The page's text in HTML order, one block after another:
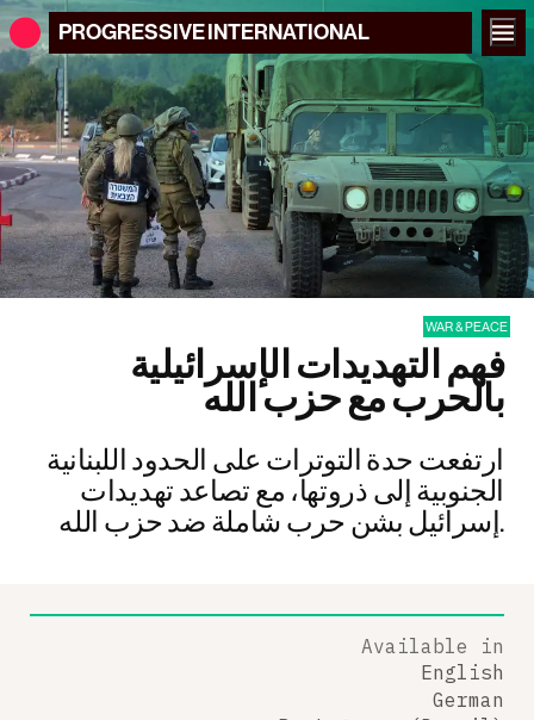
PROGRESSIVEINTERNATIONAL
WAR & PEACE
فهم التهديدات الإسرائيلية
بالحرب مع حزب الله
ارتفعت حدة التوترات على الحدود اللبنانية
الجنوبية إلى ذروتها، مع تصاعد تهديدات
إسرائيل بشن حرب شاملة ضد حزب الله.
Available in
English
German